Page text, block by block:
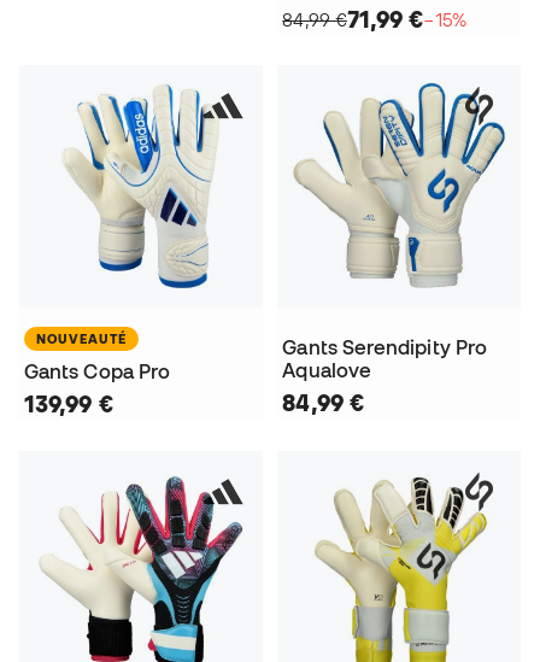
84,99 €71,99 €−15%
NOUVEAUTÉ
Gants Copa Pro
139,99 €
Gants Serendipity Pro
Aqualove
84,99 €